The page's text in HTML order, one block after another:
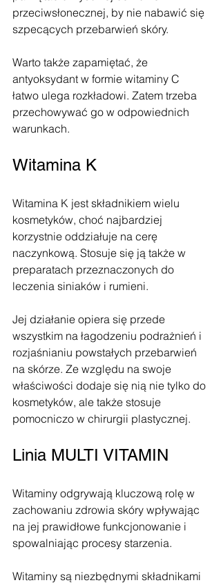
przeciwsłonecznej, by nie nabawić się
szpecących przebarwień skóry.
Warto także zapamiętać, że
antyoksydant w formie witaminy C
łatwo ulega rozkładowi. Zatem trzeba
przechowywać go w odpowiednich
warunkach.
Witamina K
Witamina K jest składnikiem wielu
kosmetyków, choć najbardziej
korzystnie oddziałuje na cerę
naczynkową. Stosuje się ją także w
preparatach przeznaczonych do
leczenia siniaków i rumieni.
Jej działanie opiera się przede
wszystkim na łagodzeniu podrażnień i
rozjaśnianiu powstałych przebarwień
na skórze. Ze względu na swoje
właściwości dodaje się nią nie tylko do
kosmetyków, ale także stosuje
pomocniczo w chirurgii plastycznej.
Linia MULTI VITAMIN
Witaminy odgrywają kluczową rolę w
zachowaniu zdrowia skóry wpływając
na jej prawidłowe funkcjonowanie i
spowalniając procesy starzenia.
Witaminy są niezbędnymi składnikami